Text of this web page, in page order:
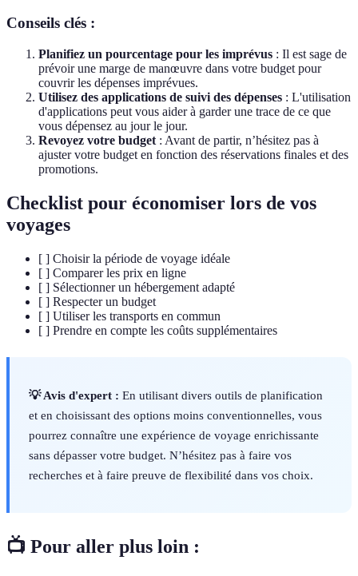
Conseils clés :
Planifiez un pourcentage pour les imprévus : Il est sage de
prévoir une marge de manœuvre dans votre budget pour
couvrir les dépenses imprévues.
Utilisez des applications de suivi des dépenses : L'utilisation
d'applications peut vous aider à garder une trace de ce que
vous dépensez au jour le jour.
Revoyez votre budget : Avant de partir, n’hésitez pas à
ajuster votre budget en fonction des réservations finales et des
promotions.
Checklist pour économiser lors de vos
voyages
[ ] Choisir la période de voyage idéale
[ ] Comparer les prix en ligne
[ ] Sélectionner un hébergement adapté
[ ] Respecter un budget
[ ] Utiliser les transports en commun
[ ] Prendre en compte les coûts supplémentaires
💡 Avis d'expert : En utilisant divers outils de planification
et en choisissant des options moins conventionnelles, vous
pourrez connaître une expérience de voyage enrichissante
sans dépasser votre budget. N’hésitez pas à faire vos
recherches et à faire preuve de flexibilité dans vos choix.
📺 Pour aller plus loin :